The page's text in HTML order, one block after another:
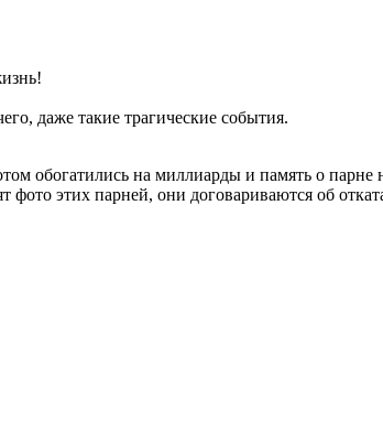
даже такие трагические события.
обогатились на миллиарды и память о парне
фото этих парней, они договариваются об